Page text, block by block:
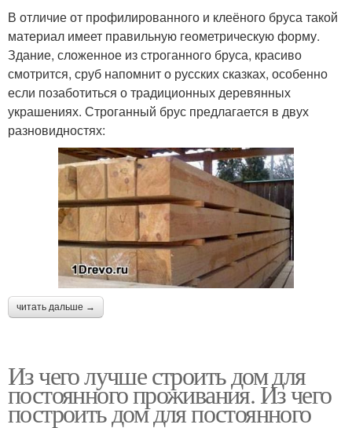
В отличие от профилированного и клеёного бруса такой
материал имеет правильную геометрическую форму.
Здание, сложенное из строганного бруса, красиво
смотрится, сруб напомнит о русских сказках, особенно
если позаботиться о традиционных деревянных
украшениях. Строганный брус предлагается в двух
разновидностях:
читать дальше →
Из чего лучше строить дом для
постоянного проживания. Из чего
построить дом для постоянного